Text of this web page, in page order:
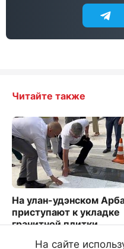
Читайте также
На улан-удэнском
приступают к укладке
гранитной плитки
2664На сайте